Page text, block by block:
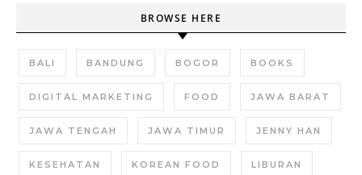
BROWSE HERE
BALI BANDUNG BOGOR BOOKS
DIGITAL MARKETING FOOD JAWA BARAT
JAWA TENGAH JAWA TIMUR JENNY HAN
KESEHATAN KOREAN FOOD LIBURAN